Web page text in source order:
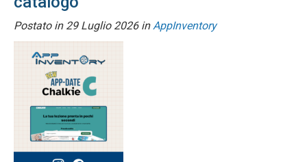
Postato in 29 Luglio 2026inAppInventory